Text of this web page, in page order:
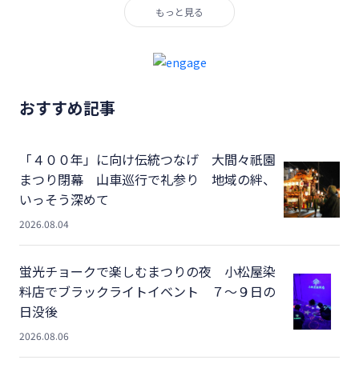
もっと見る
おすすめ記事
「４００年」に向け伝統つなげ 大間々祇園
まつり閉幕 山車巡行で礼参り 地域の絆、
いっそう深めて
2026.08.04
蛍光チョークで楽しむまつりの夜 小松屋染
料店でブラックライトイベント ７～９日の
日没後
2026.08.06